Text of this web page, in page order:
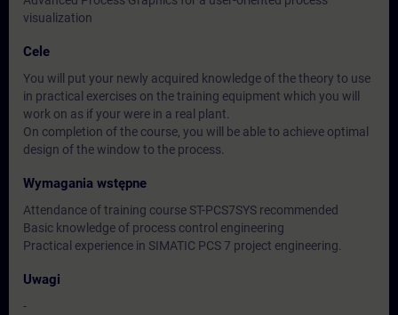
visualization
Cele
You will put your newly acquired knowledge of the theory to use
in practical exercises on the training equipment which you will
work on as if your were in a real plant.
On completion of the course, you will be able to achieve optimal
design of the window to the process.
Wymagania wstępne
Attendance of training course ST-PCS7SYS recommended
Basic knowledge of process control engineering
Practical experience in SIMATIC PCS 7 project engineering.
Uwagi
-